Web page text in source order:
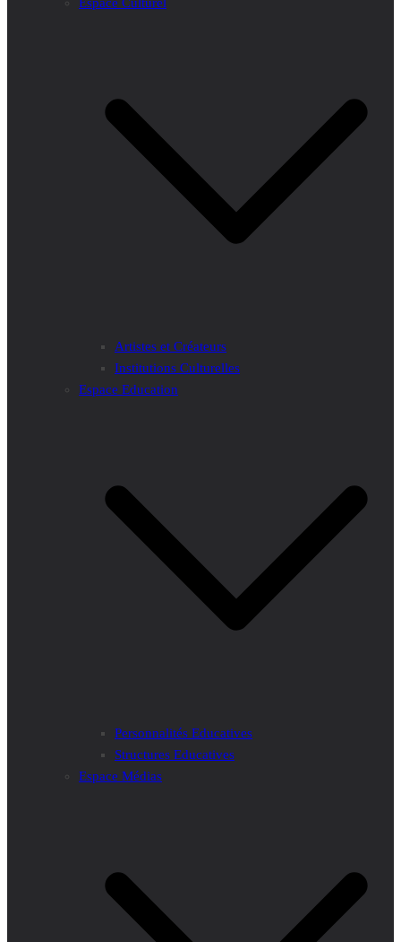
Artistes et Créateurs
Institutions Culturelles
Espace Education
Personnalités Educatives
Structures Educatives
Espace Médias